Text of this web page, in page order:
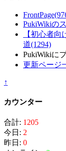
FrontPage
PukiWikiの
【初心者
道(1294)
PukiWikiに
更新ページ
↑
カウンター
合計: 1205
今日: 2
昨日: 0